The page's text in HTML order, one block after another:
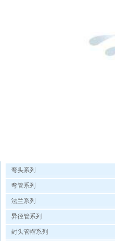
弯头系列
弯管系列
法兰系列
异径管系列
封头管帽系列